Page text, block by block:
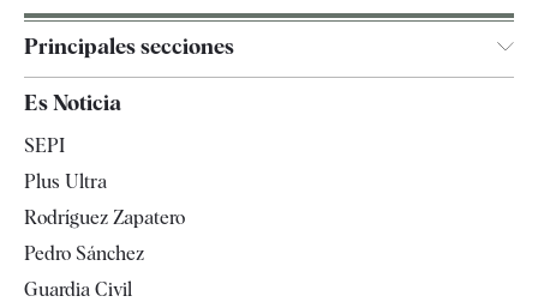
Principales secciones
Televisión
Es Noticia
SEPI
Plus Ultra
Rodríguez Zapatero
Pedro Sánchez
Guardia Civil